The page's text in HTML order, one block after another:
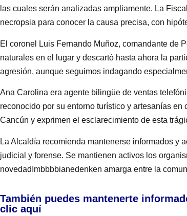
las cuales serán analizadas ampliamente. La
necropsia para conocer la causa precisa, con
El coronel Luis Fernando Muñoz, comandante de
naturales en el lugar y descartó hasta ahora la
agresión, aunque seguimos indagando
Ana Carolina era agente bilingüe de ventas
reconocido por su entorno turístico y artesanías
Cancún y exprimen el esclarecimiento de esta
La Alcaldía recomienda mantenerse informados y
judicial y forense. Se mantienen activos los
novedadImbbbbianedenken amarga entre la
También puedes mantenerte
clic aquí